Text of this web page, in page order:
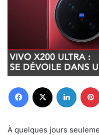
Facebook Linkedin
À quelques jours